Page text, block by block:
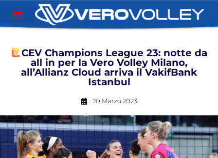
CEV Champions League 23: notte da
all in per la Vero Volley Milano,
all’Allianz Cloud arriva il VakifBank
Istanbul
20 Marzo 2023